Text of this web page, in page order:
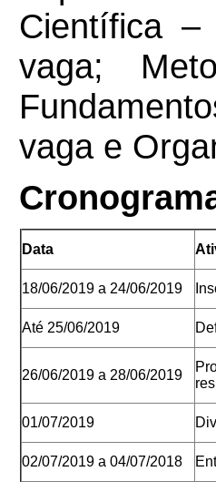
Científica
vaga;
vaga e
Data
18/06/2019 a 24/06/2019
Até 25/06/2019
26/06/2019 a 28/06/2019
01/07/2019
02/07/2019 a 04/07/2018